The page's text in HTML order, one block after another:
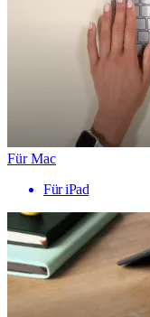
Für Mac
Für iPad